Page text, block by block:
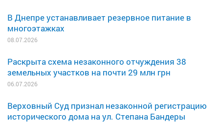
В Днепре устанавливает резервное питание в
многоэтажках
08.07.2026
Раскрыта схема незаконного отчуждения 38
земельных участков на почти 29 млн грн
06.07.2026
Верховный Суд признал незаконной регистрацию
исторического дома на ул. Степана Бандеры